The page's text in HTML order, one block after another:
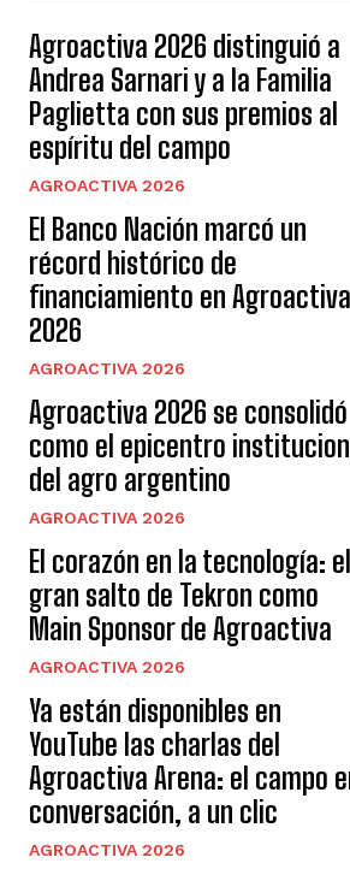
Agroactiva 2026 distinguió a
Andrea Sarnari y a la Familia
Paglietta con sus premios al
espíritu del campo
AGROACTIVA 2026
El Banco Nación marcó un
récord histórico de
financiamiento en Agroactiva
2026
AGROACTIVA 2026
Agroactiva 2026 se consolidó
como el epicentro
del agro argentino
AGROACTIVA 2026
El corazón en la tecnología: el
gran salto de Tekron como
Main Sponsor de Agroactiva
AGROACTIVA 2026
Ya están disponibles en
YouTube las charlas del
Agroactiva Arena: el campo
conversación, a un clic
AGROACTIVA 2026